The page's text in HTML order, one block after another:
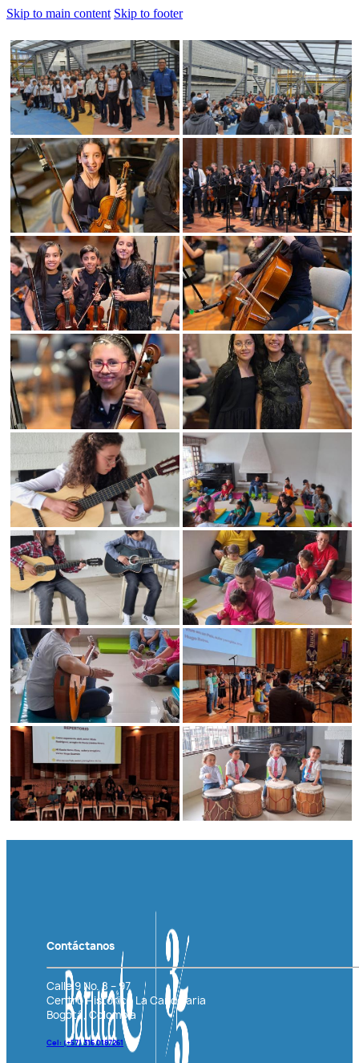
Skip to main content Skip to footer
Contáctanos
Calle 9 No. 8 – 97
Centro Histórico La Candelaria
Bogotá, Colombia
Cel: (+57)316 0187261